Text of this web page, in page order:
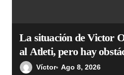
La situación de Victor
al Atleti, pero hay
Víctor Ago 8, 2026